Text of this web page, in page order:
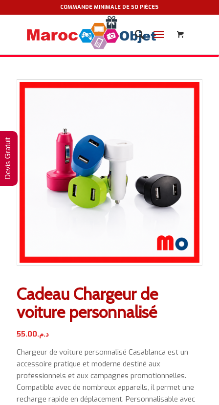
COMMANDE MINIMALE DE 50 PIÈCES
Cadeau Chargeur de
voiture personnalisé
د.م.55.00
Chargeur de voiture personnalisé Casablanca est un
accessoire pratique et moderne destiné aux
professionnels et aux campagnes promotionnelles.
Compatible avec de nombreux appareils, il permet une
recharge rapide en déplacement. Personnalisable avec
Devis Gratuit